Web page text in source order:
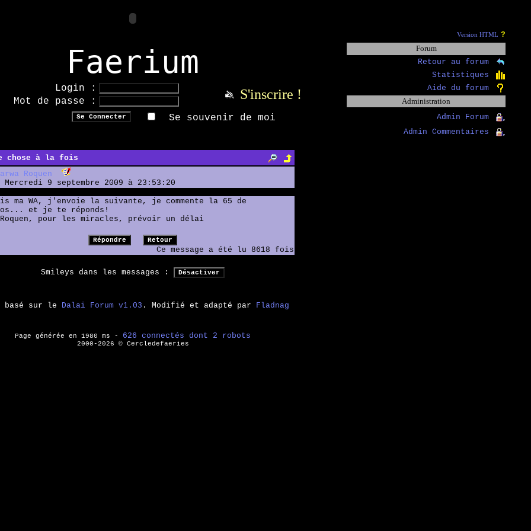
Version HTML ?
Faerium
Forum
Retour au forum
Statistiques
Login : S'inscrire ! Aide du forum
Mot de passe : Administration
Se souvenir de moi
Admin Forum
Admin Commentaires
chose à la fois
Roquen
Mercredi 9 septembre 2009 à 23:53:20
ma WA, j'envoie la suivante, je commente la 65 de
et je te réponds!
Roquen, pour les miracles, prévoir un délai
Ce message a été lu 8618 fois
Smileys dans les messages :
basé sur le Dalai Forum v1.03 . Modifié et adapté par Fladnag
Page générée en 1980 ms - 626 connectés dont 2 robots
2000-2026 © Cercledefaeries